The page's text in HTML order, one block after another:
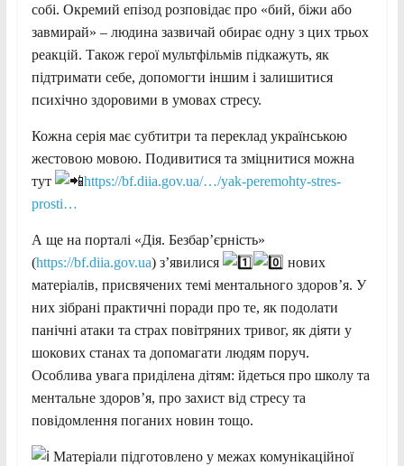
собі. Окремий епізод розповідає про «бий, біжи або
завмирай» – людина зазвичай обирає одну з цих трьох
реакцій. Також герої мультфільмів підкажуть, як
підтримати себе, допомогти іншим і залишитися
психічно здоровими в умовах стресу.
Кожна серія має субтитри та переклад українською
жестовою мовою. Подивитися та зміцнитися можна
тут
https://bf.diia.gov.ua/…/yak-peremohty-stres-
prosti…
А ще на порталі «Дія. Безбарʼєрність»
(https://bf.diia.gov.ua) з’явилися
нових
матеріалів, присвячених темі ментального здоров’я. У
них зібрані практичні поради про те, як подолати
панічні атаки та страх повітряних тривог, як діяти у
шокових станах та допомагати людям поруч.
Особлива увага приділена дітям: йдеться про школу та
ментальне здоров’я, про захист від стресу та
повідомлення поганих новин тощо.
Матеріали підготовлено у межах комунікаційної